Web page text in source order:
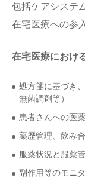
包括ケアシステ
在宅医療への参
在宅医療におけ
処方箋に基づき
無菌調剤等）
患者さんへの医
薬歴管理、飲み
服薬状況と服薬
副作用等のモニ